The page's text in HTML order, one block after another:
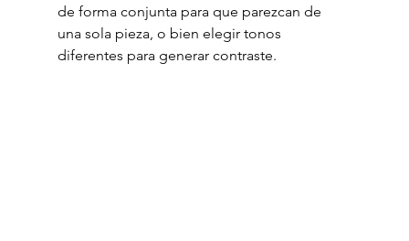
de forma conjunta para que parezcan de
una sola pieza, o bien elegir tonos
diferentes para generar contraste.